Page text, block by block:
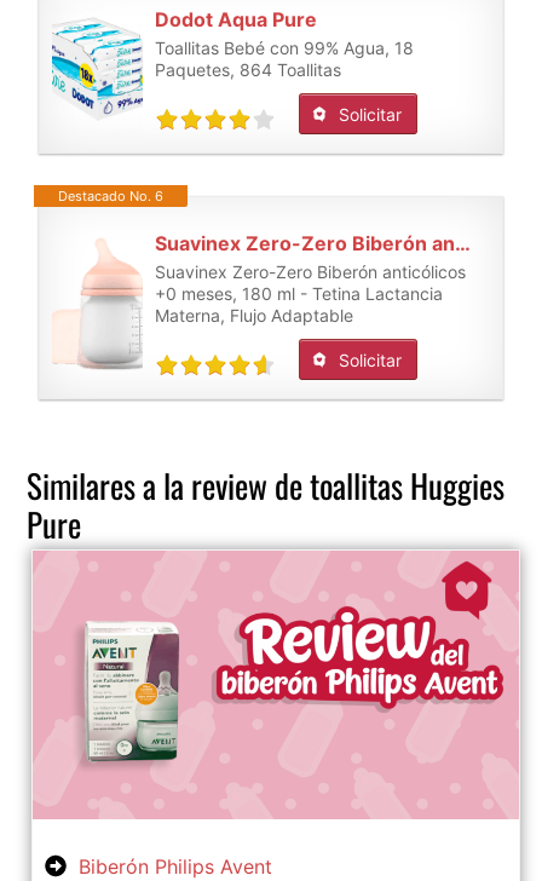
Dodot Aqua Pure
Toallitas Bebé con 99% Agua, 18
Paquetes, 864 Toallitas
Solicitar
Destacado No. 6
Suavinex Zero-Zero Biberón anticólicos
Suavinex Zero-Zero Biberón anticólicos
+0 meses, 180 ml - Tetina Lactancia
Materna, Flujo Adaptable
Solicitar
Similares a la review de toallitas Huggies
Pure
Biberón Philips Avent